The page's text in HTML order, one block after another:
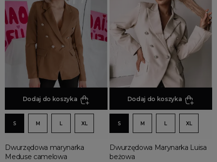
Jesienne Uroczystości
Zimowe Uroczystości
HOT SALE
Produkty Tygodnia
Różowy Październik
Black Friday
Cyber Monday
Black Week
Wyprzedaż noworoczna
Dodaj do koszyka
S M L XL
Dwurzędowa marynarka
Meduse camelowa
Dodaj do koszyka
S M L XL
Dwurzędowa Marynarka Luisa
beżowa